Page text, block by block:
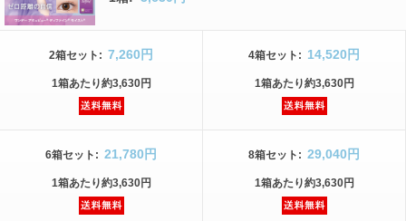
2箱セット : 7,260円
1箱あたり約3,630円
4箱セット : 14,520円
1箱あたり約3,630円
6箱セット : 21,780円
1箱あたり約3,630円
8箱セット : 29,040円
1箱あたり約3,630円